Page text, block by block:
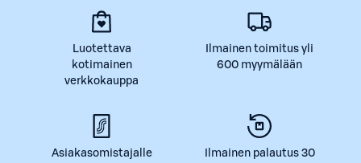
Luotettava
kotimainen
verkkokauppa
Ilmainen toimitus yli
600 myymälään
Asiakasomistajalle
Ilmainen palautus 30